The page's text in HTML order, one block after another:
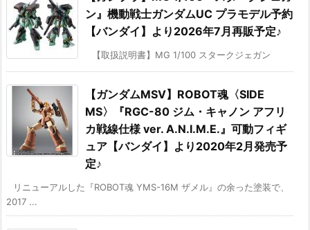
ン』機動戦士ガンダムUC プラモデル予約
【バンダイ】より2026年7月再販予定♪
【取扱説明書】MG 1/100 スタークジェガン
【ガンダムMSV】ROBOT魂〈SIDE
MS〉『RGC-80 ジム・キャノン アフリ
カ戦線仕様 ver. A.N.I.M.E.』可動フィギ
ュア【バンダイ】より2020年2月発売予
定♪
リニューアルした『ROBOT魂 YMS-16M ザメル』の余った塗装で、
2017 ...